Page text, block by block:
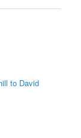
to David